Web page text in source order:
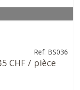
Ref: BS036
CHF / pièce